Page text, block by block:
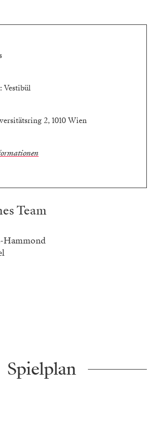
Location: Vestibül
2, 1010 Wien
Team
Hammond
Spielplan